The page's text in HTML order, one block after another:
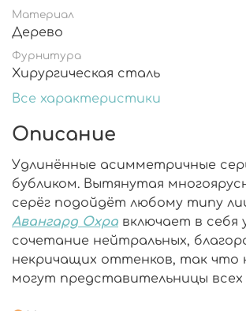
Материал
Дерево
Фурнитура
Хирургическая сталь
Все характеристики
Описание
Удлинённые асимметричные
бубликом. Вытянутая
серёг подойдёт любому типу
Авангард Охра включает в себя
сочетание нейтральных,
некричащих оттенков, так что
могут представительницы